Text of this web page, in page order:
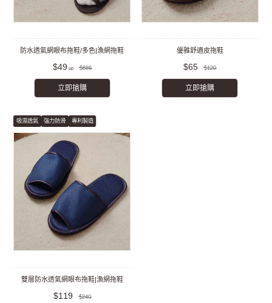
防水透氣網眼布拖鞋/多色|漁網拖鞋
$49 $686
立即搶購
優雅舒適皮拖鞋
$65 $120
立即搶購
吸濕透氣 強力防滑 專利製造
雙層防水透氣網眼布拖鞋|漁網拖鞋
$119 $240